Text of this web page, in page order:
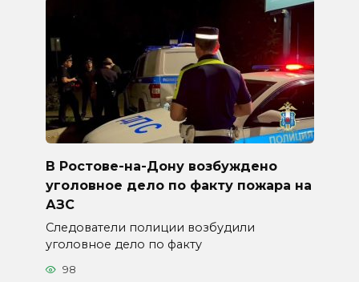
В Ростове-на-Дону возбуждено
уголовное дело по факту пожара на
АЗС
Следователи полиции возбудили
уголовное дело по факту
98